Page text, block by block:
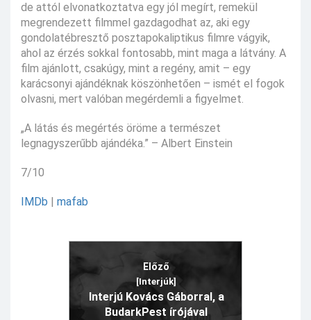
de attól elvonatkoztatva egy jól megírt, remekül
megrendezett filmmel gazdagodhat az, aki egy
gondolatébresztő posztapokaliptikus filmre vágyik,
ahol az érzés sokkal fontosabb, mint maga a látvány. A
film ajánlott, csakúgy, mint a regény, amit – egy
karácsonyi ajándéknak köszönhetően – ismét el fogok
olvasni, mert valóban megérdemli a figyelmet.
„A látás és megértés öröme a természet
legnagyszerűbb ajándéka.” – Albert Einstein
7/10
IMDb mafab
Előző
[Interjúk]
Interjú Kovács Gáborral, a
BudarkPest írójával